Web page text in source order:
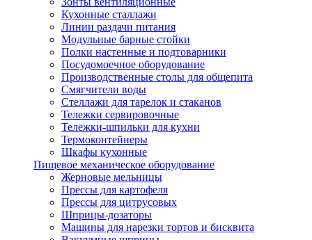
Кухонные сталлажи
Линии раздачи питания
Модульные барные стойки
Полки настенные и подтоварники
Посудомоечное оборудование
Производственные столы для общепита
Смягчители воды
Стеллажи для тарелок и стаканов
Тележки сервировочные
Тележки-шпильки для кухни
Термоконтейнеры
Шкафы кухонные
Пищевое механическое оборудование
Жерновые мельницы
Прессы для картофеля
Прессы для цитрусовых
Шприцы-дозаторы
Машины для нарезки тортов и бисквита